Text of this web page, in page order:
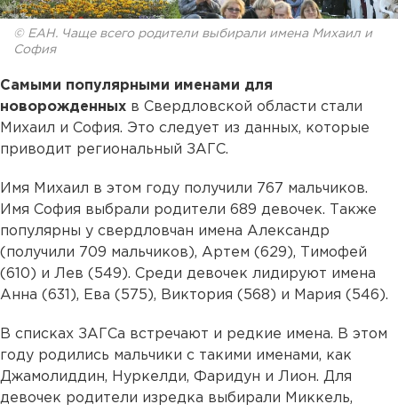
© ЕАН. Чаще всего родители выбирали имена Михаил и
София
Самыми популярными именами для
новорожденных в Свердловской области стали
Михаил и София. Это следует из данных, которые
приводит региональный ЗАГС.
Имя Михаил в этом году получили 767 мальчиков.
Имя София выбрали родители 689 девочек. Также
популярны у свердловчан имена Александр
(получили 709 мальчиков), Артем (629), Тимофей
(610) и Лев (549). Среди девочек лидируют имена
Анна (631), Ева (575), Виктория (568) и Мария (546).
В списках ЗАГСа встречают и редкие имена. В этом
году родились мальчики с такими именами, как
Джамолиддин, Нуркелди, Фаридун и Лион. Для
девочек родители изредка выбирали Миккель,